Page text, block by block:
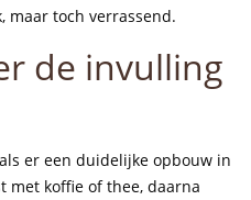
maar toch verrassend.
de invulling
er een duidelijke opbouw in
met koffie of thee, daarna